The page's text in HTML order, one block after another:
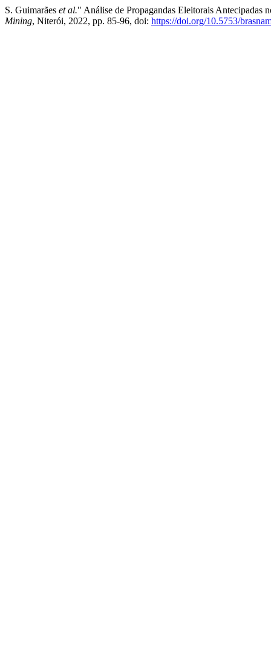
S. Guimarães et al." Análise de Propagandas Eleitorais Antecipadas
Mining, Niterói, 2022, pp. 85-96, doi: https://doi.org/10.5753/